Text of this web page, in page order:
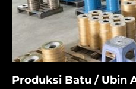
Produksi Batu / Ubin